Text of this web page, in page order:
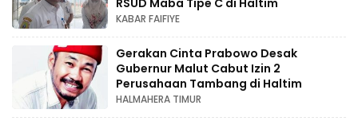
RSUD Maba Tipe C di Haltim
KABAR FAIFIYE
Gerakan Cinta Prabowo Desak
Gubernur Malut Cabut Izin 2
Perusahaan Tambang di Haltim
HALMAHERA TIMUR